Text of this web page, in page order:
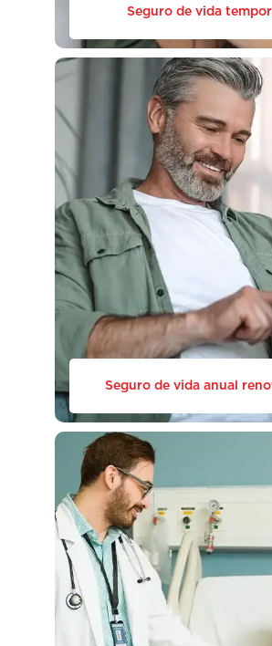
Seguro de vida
Seguro de vida anual